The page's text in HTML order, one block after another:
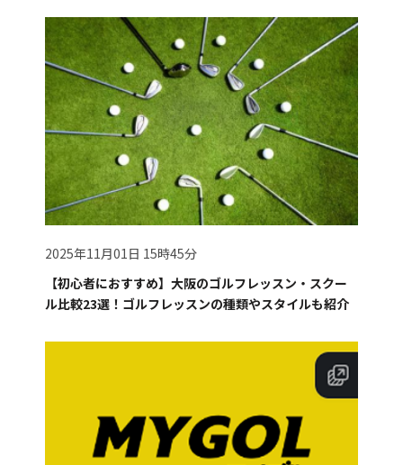
2025年11月01日 15時45分
【初心者におすすめ】大阪のゴルフレッスン・スクー
ル比較23選！ゴルフレッスンの種類やスタイルも紹介